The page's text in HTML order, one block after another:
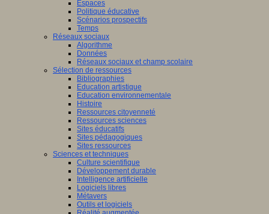
Espaces
Politique éducative
Scénarios prospectifs
Temps
Réseaux sociaux
Algorithme
Données
Réseaux sociaux et champ scolaire
Sélection de ressources
Bibliographies
Education artistique
Education environnementale
Histoire
Ressources citoyenneté
Ressources sciences
Sites éducatifs
Sites pédagogiques
Sites ressources
Sciences et techniques
Culture scientifique
Développement durable
Intelligence artificielle
Logiciels libres
Métavers
Outils et logiciels